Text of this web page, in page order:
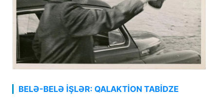
BELƏ-BELƏ İŞLƏR: QALAKTİON TABİDZE